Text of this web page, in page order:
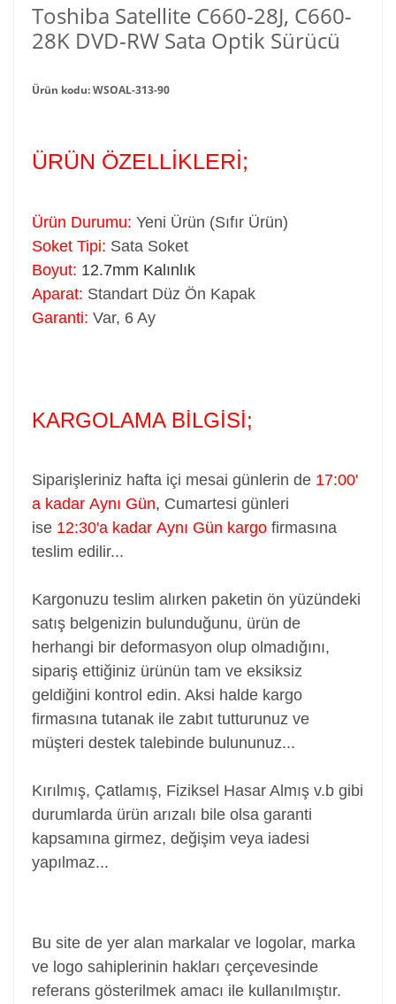
Toshiba Satellite C660-28J, C660-
28K DVD-RW Sata Optik Sürücü
Ürün kodu: WSOAL-313-90
ÜRÜN ÖZELLİKLERİ;
Ürün Durumu: Yeni Ürün (Sıfır Ürün)
Soket Tipi: Sata Soket
Boyut: 12.7mm Kalınlık
Aparat: Standart Düz Ön Kapak
Garanti: Var, 6 Ay
KARGOLAMA BİLGİSİ;
Siparişleriniz hafta içi mesai günlerin de 17:00'
a kadar Aynı Gün, Cumartesi günleri
ise 12:30'a kadar Aynı Gün kargo firmasına
teslim edilir...
Kargonuzu teslim alırken paketin ön yüzündeki
satış belgenizin bulunduğunu, ürün de
herhangi bir deformasyon olup olmadığını,
sipariş ettiğiniz ürünün tam ve eksiksiz
geldiğini kontrol edin. Aksi halde kargo
firmasına tutanak ile zabıt tutturunuz ve
müşteri destek talebinde bulununuz...
Kırılmış, Çatlamış, Fiziksel Hasar Almış v.b gibi
durumlarda ürün arızalı bile olsa garanti
kapsamına girmez, değişim veya iadesi
yapılmaz...
Bu site de yer alan markalar ve logolar, marka
ve logo sahiplerinin hakları çerçevesinde
referans gösterilmek amacı ile kullanılmıştır.